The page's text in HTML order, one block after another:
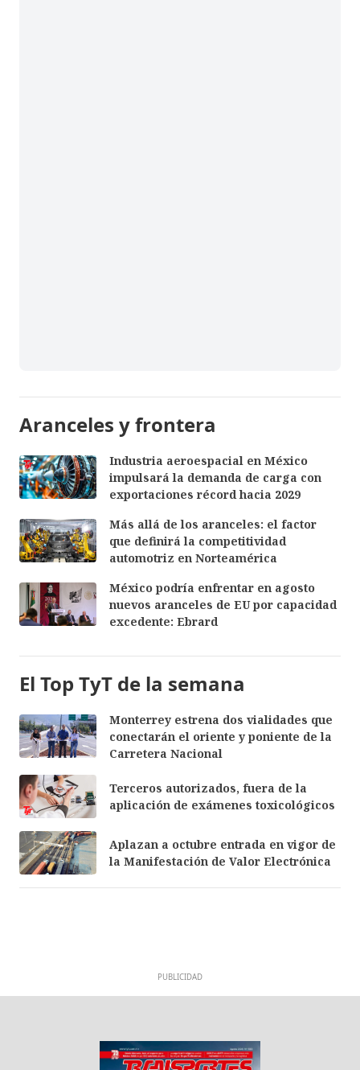
Aranceles y frontera
Industria aeroespacial en México
impulsará la demanda de carga con
exportaciones récord hacia 2029
Más allá de los aranceles: el factor
que definirá la competitividad
automotriz en Norteamérica
México podría enfrentar en agosto
nuevos aranceles de EU por capacidad
excedente: Ebrard
El Top TyT de la semana
Monterrey estrena dos vialidades que
conectarán el oriente y poniente de la
Carretera Nacional
Terceros autorizados, fuera de la
aplicación de exámenes toxicológicos
Aplazan a octubre entrada en vigor de
la Manifestación de Valor Electrónica
PUBLICIDAD